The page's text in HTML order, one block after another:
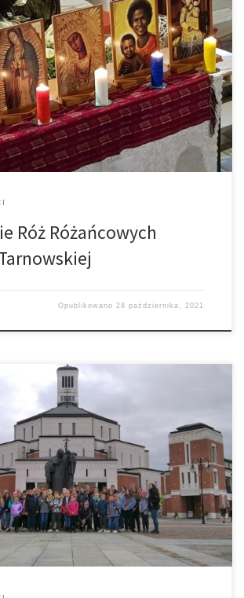
bł. Karoliny odbyło się XX.
róż różańcowych, w którym wzięli udział
róż różańcowych z naszej parafii.
diecezji powitał dyrektor wydziału misyjnego
ks. prał. Krzysztof Czermak, który
róż w Papieskim Dziele Rozkrzewiania Wiary
Róż Różańcowych
Opublikowano28 października, 2021
grupa dzieci i młodzieży z Dziewczęcej Służby
Służby Ołtarza oraz Grupy Młodzieżowej
Pawłem, ks. Grzegorzem, Panami Szafarzami
się na piękną pielgrzymkę do Krakowa – do
Bożego w Łagiewnikach oraz do
II „Nie lękajcie […]